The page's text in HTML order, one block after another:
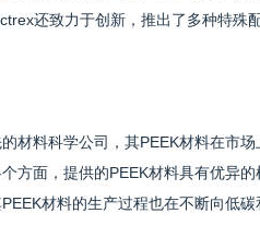
还致力于创新，推出了多种特殊
材料科学公司，其PEEK材料在市
方面，提供的PEEK材料具有优异
材料的生产过程也在不断向低